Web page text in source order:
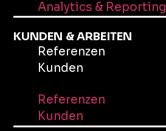
Analytics & Reporting
KUNDEN & ARBEITEN
Referenzen
Kunden
Referenzen
Kunden